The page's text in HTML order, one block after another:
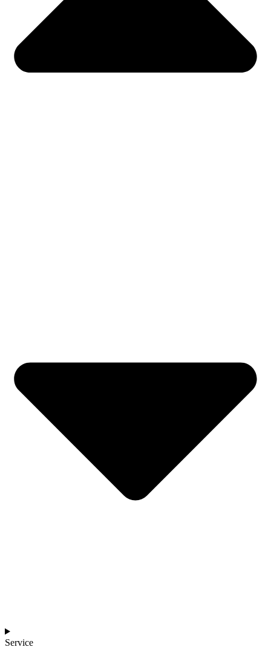
Service